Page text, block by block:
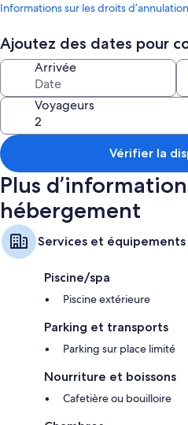
Piscine en plein air
Caractéristiques des chambres
Toutes les chambres bénéficient
sont dotées de touches de confort
réglage de la climatisation.
Autres équipements proposés dans
Articles de toilette de luxe et
Patio, cafetière/bouilloire et
Informations sur les droits d’annulation
Ajoutez des dates pour
Arrivée
Voyageurs
Vérifier la
Plus
hébergement
Services et équipements
Piscine/spa
Piscine extérieure
Parking et transports
Parking sur place limité
Nourriture et boissons
Cafetière ou bouilloire